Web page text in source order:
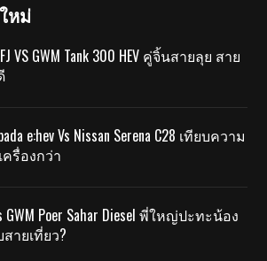
หม่
VS GWM Tank 300 HEV คู่จิ้นสายลุย สาย
e:hev Vs Nissan Serena C28 เทียบความ
รื่องกว่า
GWM Poer Sahar Diesel พี่ใหญ่ปะทะน้อง
ายเที่ยว?